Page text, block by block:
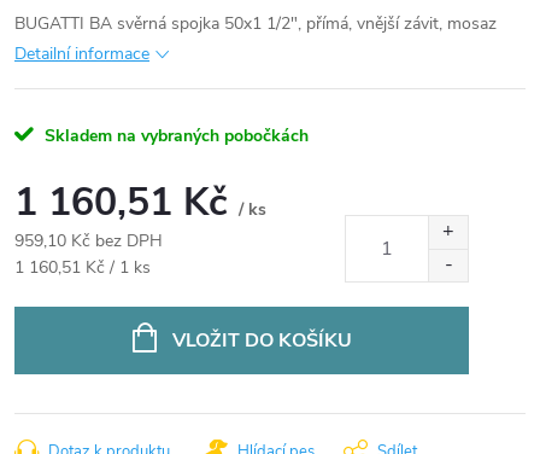
BUGATTI BA svěrná spojka 50x1 1/2", přímá, vnější závit, mosaz
Detailní informace
Skladem na vybraných pobočkách
1 160,51 Kč / ks
959,10 Kč bez DPH
Měrná
1 160,51 Kč / 1 ks
VLOŽIT DO KOŠÍKU